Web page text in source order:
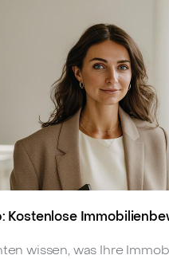
Kostenlose
wissen, was Ihre